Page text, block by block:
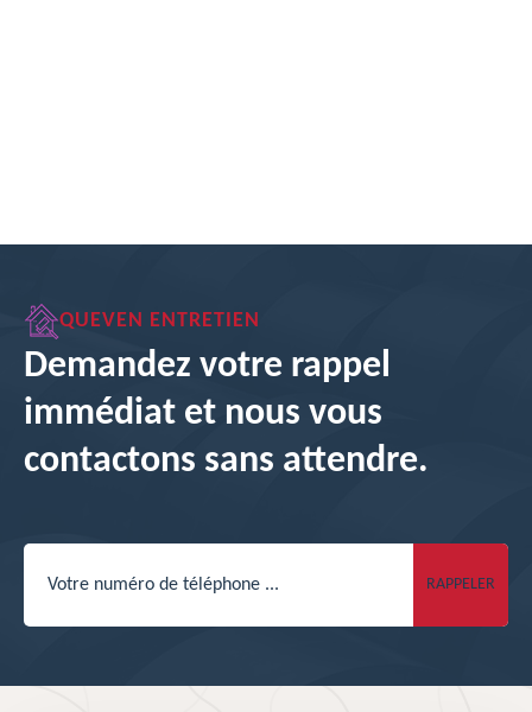
QUEVEN ENTRETIEN
Demandez votre rappel
immédiat et nous vous
contactons sans attendre.